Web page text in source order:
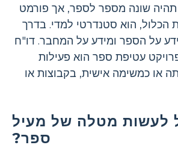
שונה מספר לספר, אך פורמט
הכלול, הוא סטנדרטי למדי. בדרך
על הספר ומידע על המחבר. דו"ח
עטיפת ספר הוא פעילות
או כמשימה אישית, בקבוצות או
לעשות מטלה של מעיל
ספר?